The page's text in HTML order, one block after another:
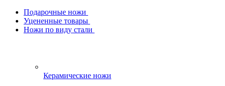
Подарочные ножи
Уцененные товары
Ножи по виду стали
Керамические ножи